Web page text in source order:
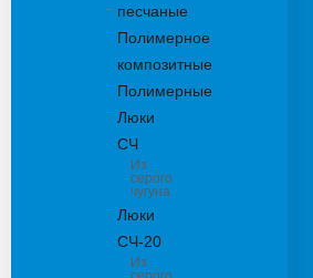
песчаные
Полимерное
композитные
Полимерные
Люки
СЧ
Из
серого
чугуна
Люки
СЧ-20
Из